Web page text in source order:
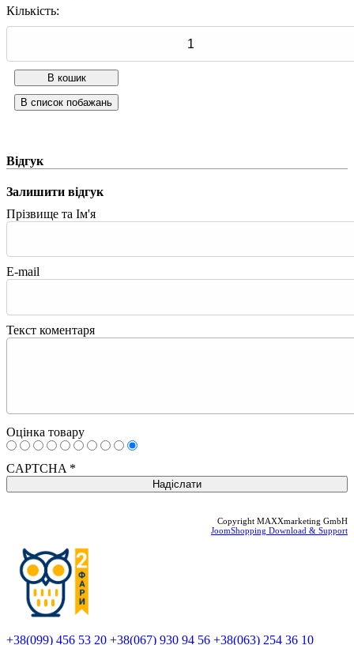
Кількість:
Відгук
Залишити відгук
Прізвище та Ім'я
E-mail
Текст коментаря
Оцінка товару
CAPTCHA *
Copyright MAXXmarketing GmbH
JoomShopping Download & Support
+38(099) 456 53 20 +38(067) 930 94 56 +38(063) 254 36 10